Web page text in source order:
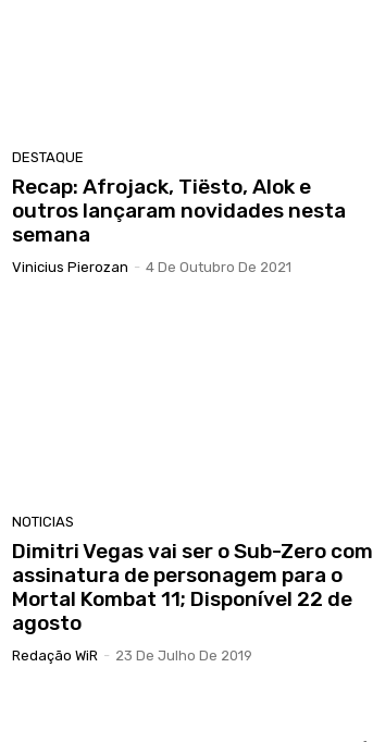
DESTAQUE
Recap: Afrojack, Tiësto, Alok e
outros lançaram novidades nesta
semana
Vinicius Pierozan - 4 De Outubro De 2021
NOTICIAS
Dimitri Vegas vai ser o Sub-Zero com
assinatura de personagem para o
Mortal Kombat 11; Disponível 22 de
agosto
Redação WiR - 23 De Julho De 2019